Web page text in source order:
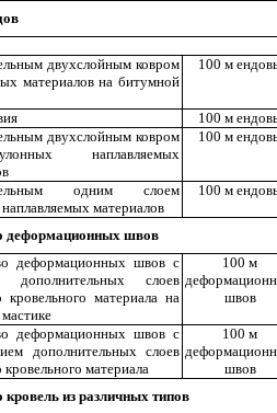
двухслойным ковром
материалов на битумной
100 м
100 м
двухслойным ковром
наплавляемых
100 м
одним слоем
материалов
100 м
деформационных швов
деформационных швов с
дополнительных слоев
кровельного материала на
100 м
швов
деформационных швов с
дополнительных слоев
кровельного материала
100 м
швов
из различных типов